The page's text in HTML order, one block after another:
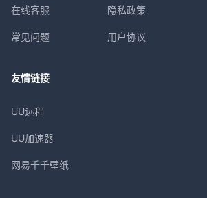
在线客服
常见问题
隐私政策
用户协议
友情链接
UU远程
UU加速器
网易千千壁纸